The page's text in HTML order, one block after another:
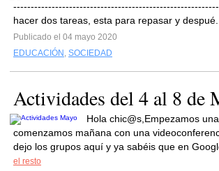
hacer dos tareas, esta para repasar y
Publicado el 04 mayo 2020
EDUCACIÓN , SOCIEDAD
Actividades del 4 al 8 de
Hola chic@s,Empezamos
comenzamos mañana con una
dejo los grupos aquí y ya sabéis que en
el resto